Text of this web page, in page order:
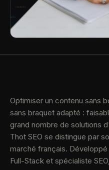
Optimiser un contenu sans
sans braquet adapté :
grand nombre de solutions
Thot SEO se distingue par
marché français.
Full-Stack et spécialiste